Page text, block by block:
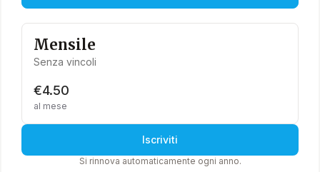
Mensile
Senza vincoli
€4.50
al mese
Iscriviti
Si rinnova automaticamente ogni anno.